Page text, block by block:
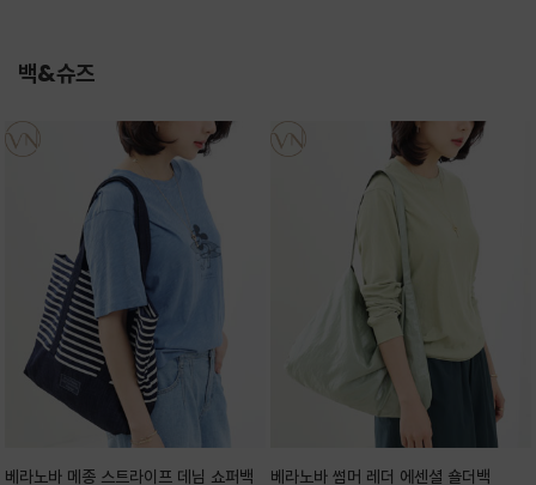
백&슈즈
베라노바 메종 스트라이프 데님 쇼퍼백 베라노바 썸머 레더 에센셜 숄더백